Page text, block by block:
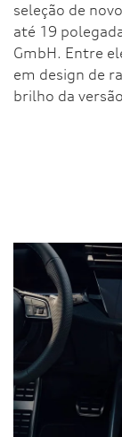
seleção de
até 19
GmbH. Entre
em design de
brilho da